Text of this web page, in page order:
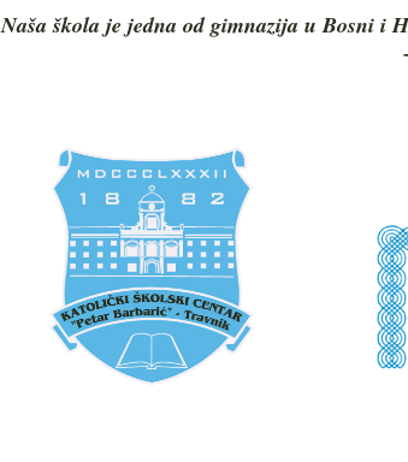
Naša škola je jedna od gimnazija u Bosni i